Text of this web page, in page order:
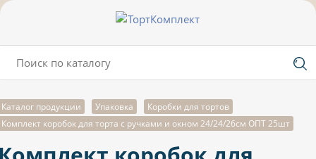
Каталог продукции Упаковка
Коробки для тортов
Комплект коробок для торта с ручками и окном 24/24/26см ОПТ 25шт